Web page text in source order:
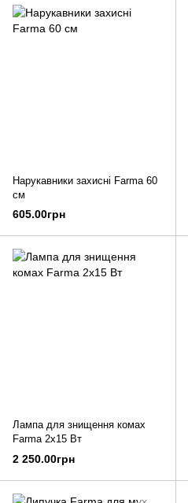
Нарукавники захисні Farma 60
см
605.00грн
Лампа для знищення комах
Farma 2x15 Вт
2 250.00грн